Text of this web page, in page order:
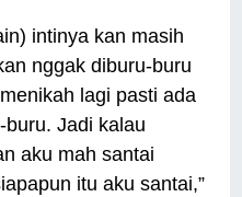
intinya kan masih
nggak diburu-buru
lagi pasti ada
Jadi kalau
aku mah santai
itu aku santai,”